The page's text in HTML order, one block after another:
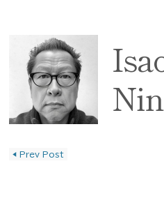
◀ Prev Post